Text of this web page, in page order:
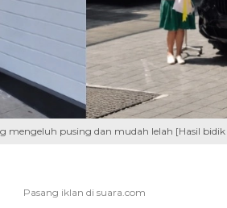
mengeluh pusing dan mudah lelah [Hasil